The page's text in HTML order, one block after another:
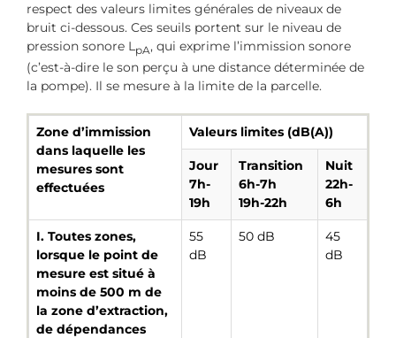
respect des valeurs limites générales de niveaux de
bruit ci-dessous. Ces seuils portent sur le niveau de
pression sonore LpA, qui exprime l’immission sonore
(c’est-à-dire le son perçu à une distance déterminée de
la pompe). Il se mesure à la limite de la parcelle.
Zone d’immission
dans laquelle les
mesures sont
effectuées
Valeurs limites (dB(A))
Jour
7h-
19h
Transition
6h-7h
19h-22h
Nuit
22h-
6h
I. Toutes zones,
lorsque le point de
mesure est situé à
moins de 500 m de
la zone d’extraction,
de dépendances
55
dB
50 dB
45
dB